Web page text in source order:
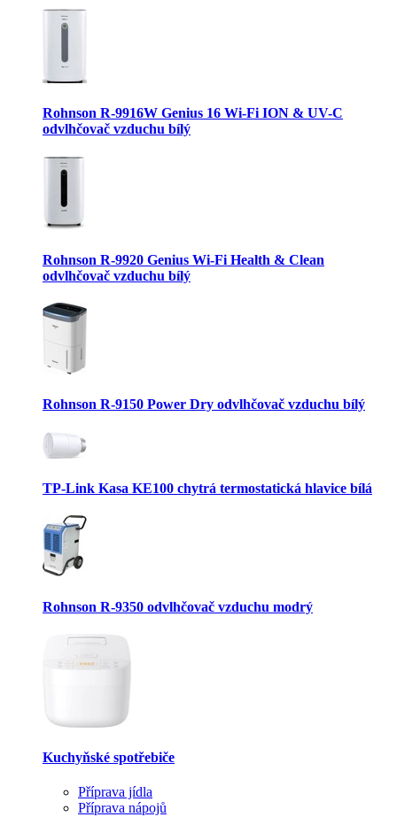
Rohnson R-9916W Genius 16 Wi-Fi ION & UV-C
odvlhčovač vzduchu bílý
Rohnson R-9920 Genius Wi-Fi Health & Clean
odvlhčovač vzduchu bílý
Rohnson R-9150 Power Dry odvlhčovač vzduchu bílý
TP-Link Kasa KE100 chytrá termostatická hlavice bílá
Rohnson R-9350 odvlhčovač vzduchu modrý
Kuchyňské spotřebiče
Příprava jídla
Příprava nápojů